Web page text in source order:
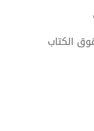
الكتاب